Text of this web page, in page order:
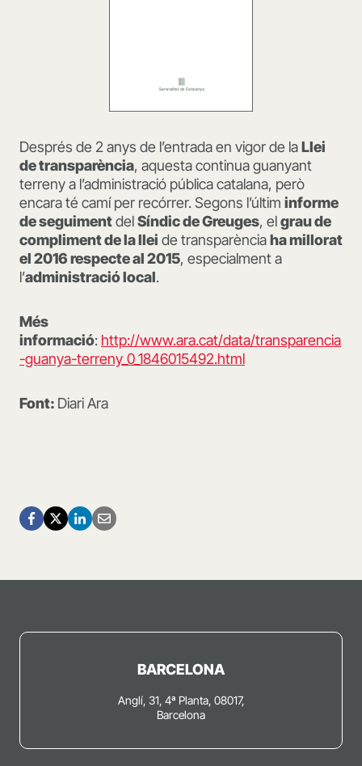
Després de 2 anys de l’entrada en vigor de laLlei
de transparència, aquesta continua guanyant
terreny a l’administració pública catalana, però
encara té camí per recórrer. Segons l’últim informe
de seguimentdelSíndic de Greuges, elgrau de
compliment de la llei de transparènciaha millorat
el 2016 respecte al 2015, especialment a
l’administració local.
Més
informació: http://www.ara.cat/data/transparencia
-guanya-terreny_0_1846015492.html
Font: Diari Ara
BARCELONA
Anglí, 31, 4ª Planta, 08017,
Barcelona